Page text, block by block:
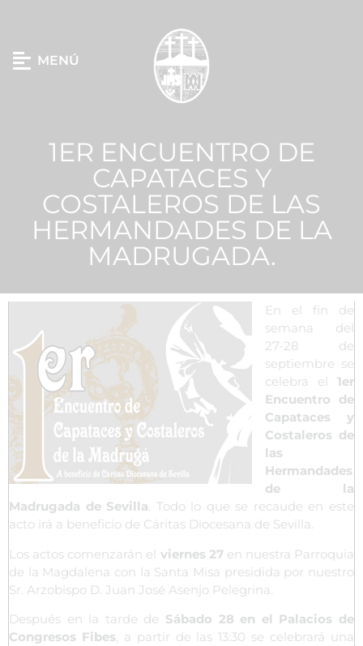
MENÚ
1ER ENCUENTRO DE
CAPATACES Y
COSTALEROS DE LAS
HERMANDADES DE LA
MADRUGADA.
En el fin de
semana del
27-28 de
septiembre se
celebra el 1er
Encuentro de
Capataces y
Costaleros de
las
Hermandades
de la
Madrugada de Sevilla. Todo lo que se recaude en este
acto irá a beneficio de Cáritas Diocesana de Sevilla.
Los actos comenzarán el viernes 27en nuestra Parroquia
de la Magdalena con la Santa Misa presidida por nuestro
Sr. Arzobispo D. Juan José Asenjo Pelegrina.
Después en la tarde de Sábado 28 en el Palacios de
Congresos Fibes, a partir de las 13:30 se celebrará una